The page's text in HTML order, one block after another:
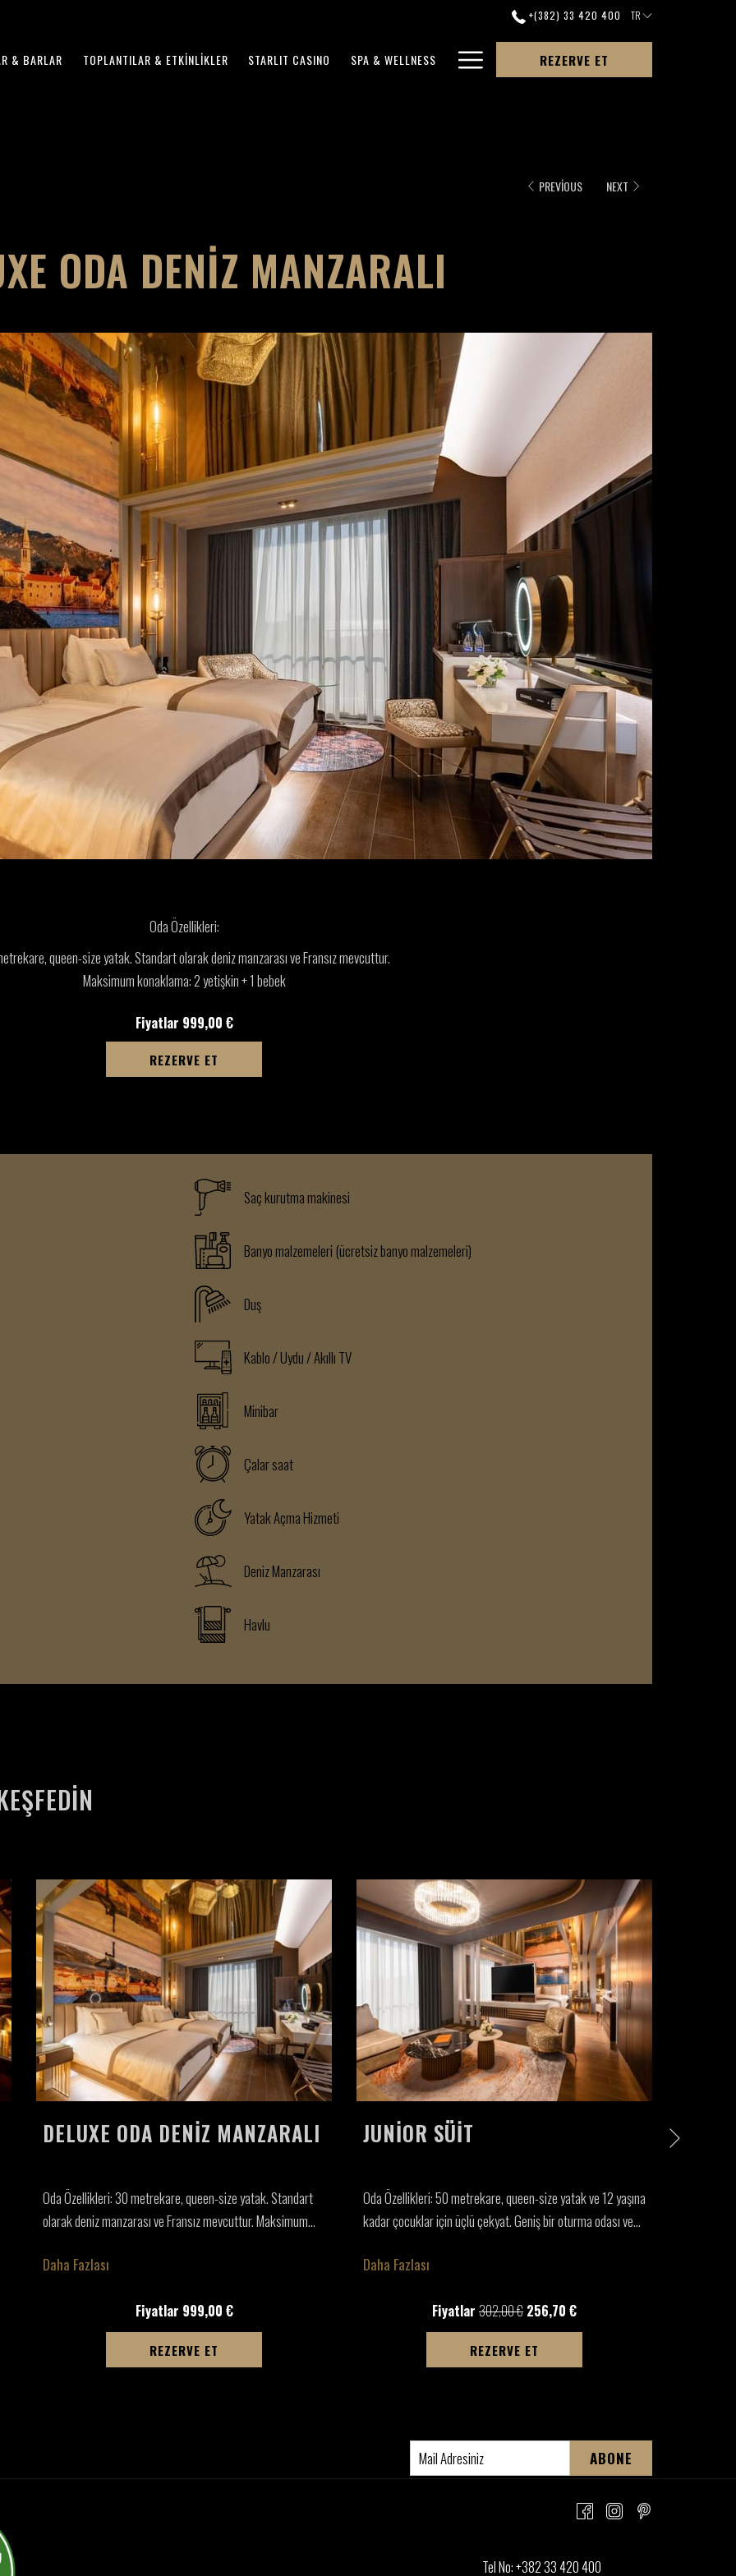
+(382) 33 420 400 TR
& BARLAR TOPLANTILAR & ETKINLIKLER STARLIT CASINO SPA & WELLNESS Hamburger
Menu REZERVE ET
PREVIOUS NEXT
ODA DENIZ MANZARALI
Oda Özellikleri:
queen-size yatak. Standart olarak deniz manzarası ve Fransız mevcuttur.
Maksimum konaklama: 2 yetişkin + 1 bebek
Fiyatlar 999,00 €
REZERVE ET
Saç kurutma makinesi
Banyo malzemeleri (ücretsiz banyo malzemeleri)
Duş
Kablo / Uydu / Akıllı TV
Minibar
Çalar saat
Yatak Açma Hizmeti
Deniz Manzarası
Havlu
DELUXE ODA DENIZ MANZARALI
Oda Özellikleri: 30 metrekare, queen-size yatak. Standart
olarak deniz manzarası ve Fransız mevcuttur. Maksimum…
Daha Fazlası
Fiyatlar 999,00 €
REZERVE ET
JUNIOR SÜIT
Oda Özellikleri: 50 metrekare, queen-size yatak ve 12 yaşına
kadar çocuklar için üçlü çekyat. Geniş bir oturma odası ve…
Daha Fazlası
Fiyatlar 302,00 € 256,70 €
REZERVE ET
ABONE
Tel No:+382 33 420 400